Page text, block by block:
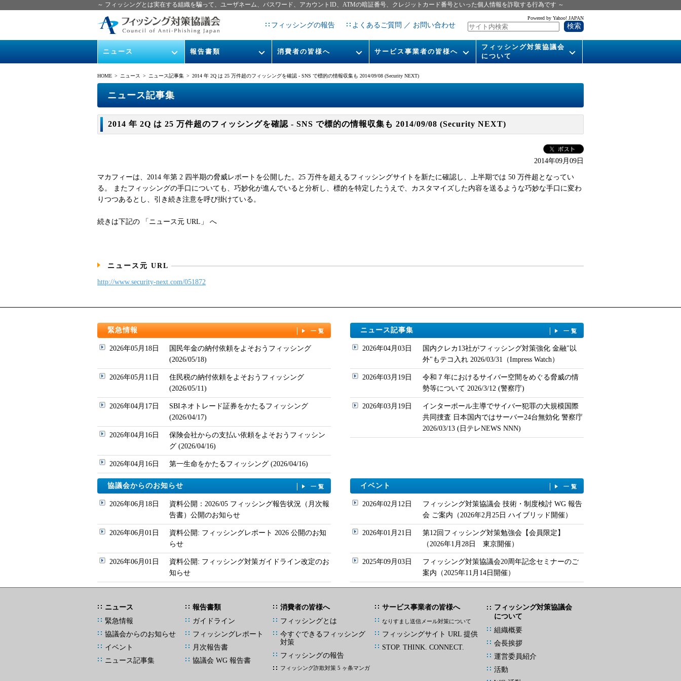
～ フィッシングとは実在する組織を騙って、ユーザネーム、パスワード、アカウントID、ATMの暗証番号、クレジットカード番号といった個人情報を詐取する行為です ～
フィッシングの報告 よくあるご質問 ／ お問い合わせ
Powered by Yahoo! JAPAN
ニュース
緊急情報
協議会からのお知らせ
ニュース記事集
報告書類
ガイドライン
協議会WG報告書
消費者の皆様へ
フィッシングとは
マンガでわかるフィッシング詐
サービス事業者の皆様へ
なりすまし送信メール対策について
フィッシング対策協議会
について
入会案内
HOME > ニュース > ニュース記事集 > 2014 年 2Q は 25 万件超のフィッシングを確認 - SNS で標的の情報収集も 2014/09/08 (Security NEXT)
ニュース記事集
2014 年 2Q は 25 万件超のフィッシングを確認 - SNS で標的の情報収集も 2014/09/08 (Security NEXT)
2014年09月09日
マカフィーは、2014 年第 2 四半期の脅威レポートを公開した。25 万件を超えるフィッシングサイトを新たに確認し、上半期では 50 万件超となってい
る。 またフィッシングの手口についても、巧妙化が進んでいると分析し、標的を特定したうえで、カスタマイズした内容を送るような巧妙な手口に変わ
りつつあるとし、引き続き注意を呼び掛けている。
続きは下記の 「ニュース元 URL」 へ
ニュース元 URL
http://www.security-next.com/051872
緊急情報 一覧
2026年05月18日
国民年金の納付依頼をよそおうフィッシング
(2026/05/18)
2026年05月11日
住民税の納付依頼をよそおうフィッシング
(2026/05/11)
2026年04月17日
SBIネオトレード証券をかたるフィッシング
(2026/04/17)
2026年04月16日
保険会社からの支払い依頼をよそおうフィッシン
グ (2026/04/16)
2026年04月16日 第一生命をかたるフィッシング (2026/04/16)
ニュース記事集 一覧
2026年04月03日
国内クレカ13社がフィッシング対策強化 金融"以
外"もテコ入れ 2026/03/31（Impress Watch）
2026年03月19日
令和７年におけるサイバー空間をめぐる脅威の情
勢等について 2026/3/12 (警察庁)
2026年03月19日
インターポール主導でサイバー犯罪の大規模国際
共同捜査 日本国内ではサーバー24台無効化 警察庁
2026/03/13 (日テレNEWS NNN)
協議会からのお知らせ 一覧
2026年06月18日
資料公開：2026/05 フィッシング報告状況（月次報
告書）公開のお知らせ
2026年06月01日
資料公開: フィッシングレポート 2026 公開のお知
らせ
2026年06月01日
資料公開: フィッシング対策ガイドライン改定のお
知らせ
イベント 一覧
2026年02月12日
フィッシング対策協議会 技術・制度検討 WG 報告
会 ご案内（2026年2月25日 ハイブリッド開催）
2026年01月21日
第12回フィッシング対策勉強会【会員限定】
（2026年1月28日 東京開催）
2025年09月03日
フィッシング対策協議会20周年記念セミナーのご
案内（2025年11月14日開催）
ニュース
緊急情報
協議会からのお知らせ
イベント
ニュース記事集
報告書類
ガイドライン
フィッシングレポート
月次報告書
協議会 WG 報告書
消費者の皆様へ
フィッシングとは
今すぐできるフィッシング
対策
フィッシングの報告
フィッシング詐欺対策 5 ヶ条マンガ
サービス事業者の皆様へ
なりすまし送信メール対策について
フィッシングサイト URL 提供
STOP. THINK. CONNECT.
フィッシング対策協議会
について
組織概要
会長挨拶
運営委員紹介
活動